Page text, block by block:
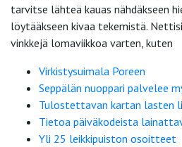
tarvitse lähteä kauas nähdäkseen
löytääkseen kivaa tekemistä.
vinkkejä lomaviikkoa varten, kuten
Virkistysuimala Poreen
Seppälän nuoppari palvelee
Tulostettavan kartan lasten
Tietoa päiväkodeista
Yli 25 leikkipuiston osoitteet